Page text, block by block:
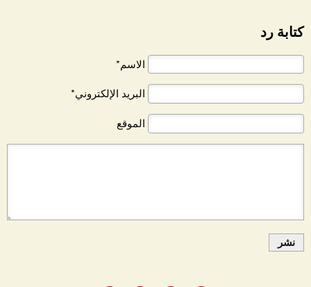
كتابة رد
الاسم*
البريد الإلكتروني*
الموقع
نشر